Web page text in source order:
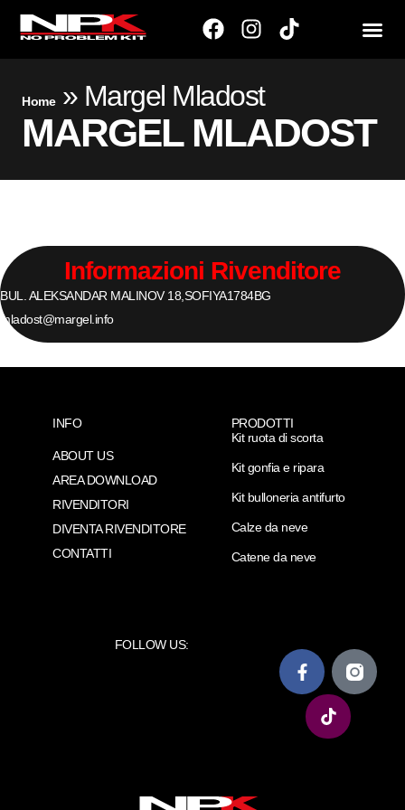
Home» Margel Mladost
MARGEL MLADOST
Informazioni Rivenditore
BUL. ALEKSANDAR MALINOV 18, SOFIYA1784BG
mladost@margel.info
INFO
ABOUT US
AREA DOWNLOAD
RIVENDITORI
DIVENTA RIVENDITORE
CONTATTI
PRODOTTI
Kit ruota di scorta
Kit gonfia e ripara
Kit bulloneria antifurto
Calze da neve
Catene da neve
FOLLOW US: